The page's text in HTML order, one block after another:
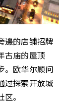
邊的店铺招牌
古庙的屋顶
。欧华尔顾问
过探索开放城
。